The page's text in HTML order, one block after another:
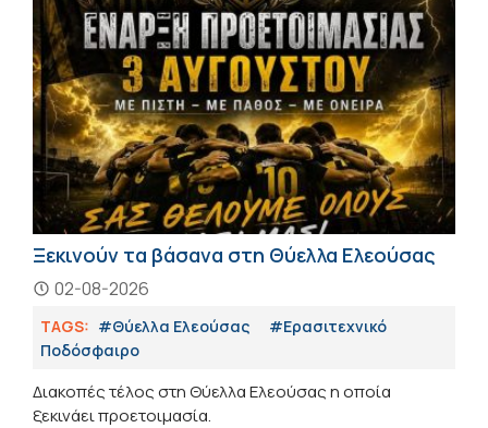
Ξεκινούν τα βάσανα στη Θύελλα Ελεούσας
02-08-2026
TAGS: #Θύελλα Ελεούσας
#Eρασιτεχνικό
Ποδόσφαιρο
Διακοπές τέλος στη Θύελλα Ελεούσας η οποία
ξεκινάει προετοιμασία.